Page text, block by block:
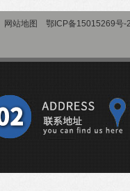
网站地图 鄂ICP备15015269号-